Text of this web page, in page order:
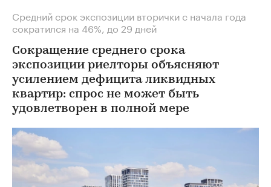
Средний срок экспозиции вторички с начала года
сократился на 46%, до 29 дней
Сокращение среднего срока
экспозиции риелторы объясняют
усилением дефицита ликвидных
квартир: спрос не может быть
удовлетворен в полной мере